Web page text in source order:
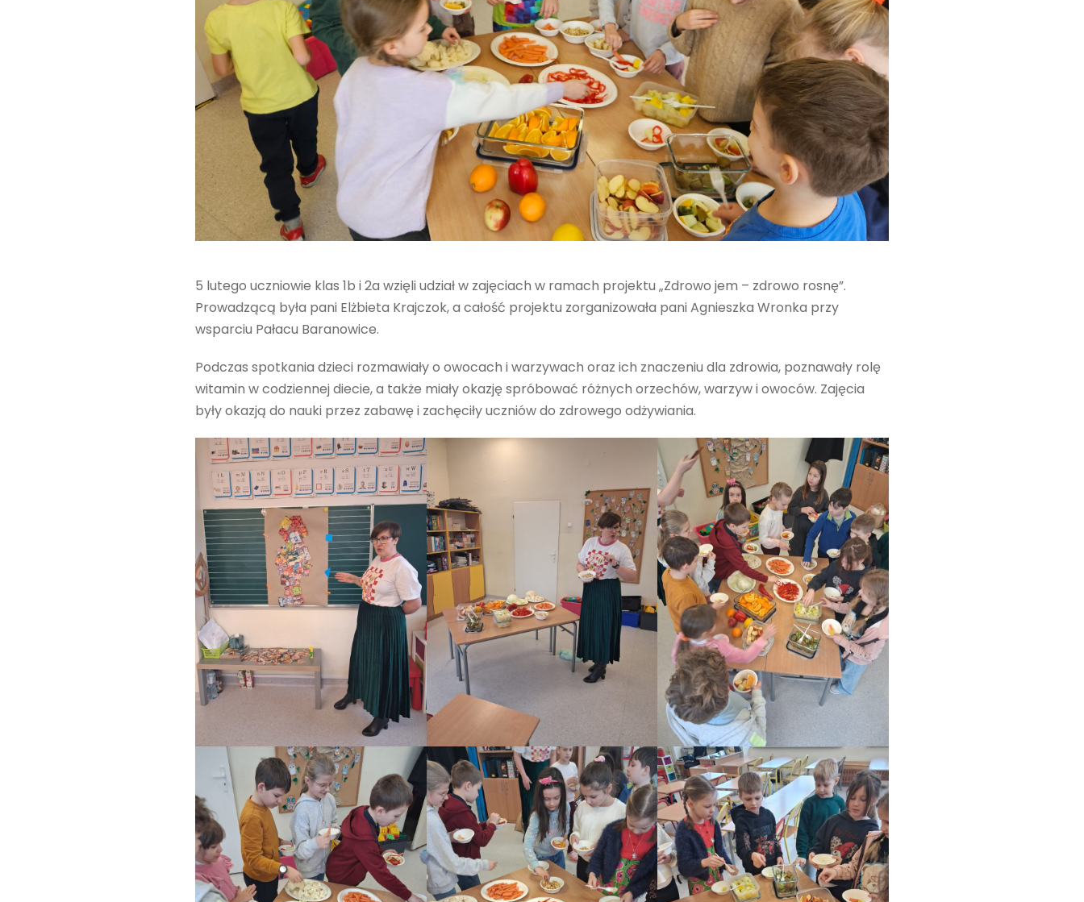
5 lutego uczniowie klas 1b i 2a wzięli udział w zajęciach w ramach projektu „Zdrowo jem – zdrowo rosnę”.
Prowadzącą była pani Elżbieta Krajczok, a całość projektu zorganizowała pani Agnieszka Wronka przy
wsparciu Pałacu Baranowice.
Podczas spotkania dzieci rozmawiały o owocach i warzywach oraz ich znaczeniu dla zdrowia, poznawały rolę
witamin w codziennej diecie, a także miały okazję spróbować różnych orzechów, warzyw i owoców. Zajęcia
były okazją do nauki przez zabawę i zachęciły uczniów do zdrowego odżywiania.